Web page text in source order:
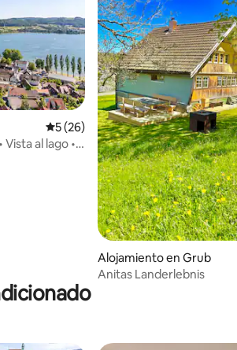
Calificación promedio: 5 de 5, 26
5 (26)
al lago •
Alojamiento en Grub
Anitas Landerlebnis